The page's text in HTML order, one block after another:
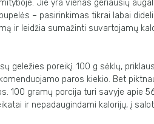
Jie yra vienas geriausių
– pasirinkimas tikrai labai
ir leidžia sumažinti suvartojamų
geležies poreikį. 100 g sėklų,
paros kiekio. Bet
100 gramų porcija turi savyje apie
ir nepadaugindami kalorijų, į